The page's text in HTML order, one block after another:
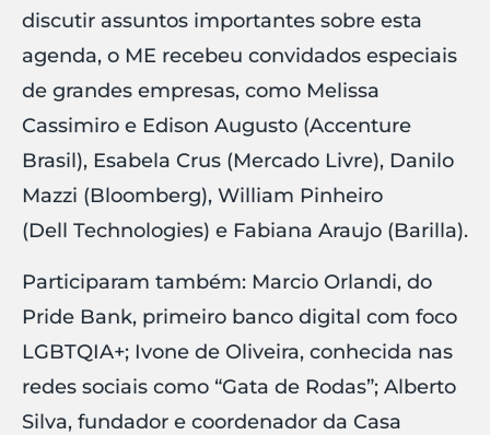
discutir assuntos importantes sobre esta
agenda, o ME recebeu convidados especiais
de grandes empresas, como Melissa
Cassimiro e Edison Augusto (Accenture
Brasil), Esabela Crus (Mercado Livre), Danilo
Mazzi (Bloomberg), William Pinheiro
(Dell Technologies) e Fabiana Araujo (Barilla).
Participaram também: Marcio Orlandi, do
Pride Bank, primeiro banco digital com foco
LGBTQIA+; Ivone de Oliveira, conhecida nas
redes sociais como “Gata de Rodas”; Alberto
Silva, fundador e coordenador da Casa